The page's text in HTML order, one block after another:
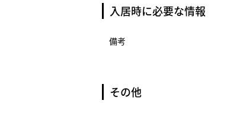
入居時に必要な情報
備考
その他